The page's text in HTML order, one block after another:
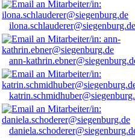
ilona.schlauderer@siegenburg.de
ann-